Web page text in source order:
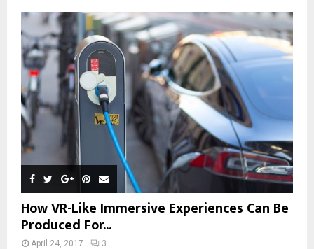
How VR-Like Immersive Experiences Can Be
Produced For...
April 24, 2017 3